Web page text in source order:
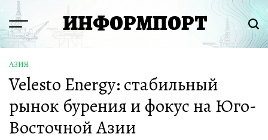
Перейти
содержимому
Menu ИНФОРМПОРТ
ОПУБЛИКОВАНО
В
АЗИЯ
Velesto Energy: стабильный
рынок бурения и фокус на Юго-
Восточной Азии